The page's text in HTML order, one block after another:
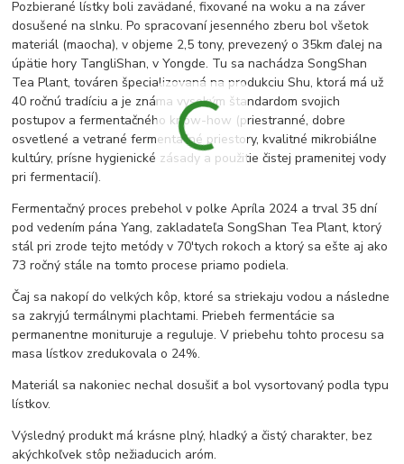
Pozbierané lístky boli zavädané, fixované na woku a na záver
dosušené na slnku. Po spracovaní jesenného zberu bol všetok
materiál (maocha), v objeme 2,5 tony, prevezený o 35km ďalej na
úpätie hory TangliShan, v Yongde. Tu sa nachádza SongShan
Tea Plant, továren špecializovaná na produkciu Shu, ktorá má už
40 ročnú tradíciu a je známa vysokým štandardom svojich
postupov a fermentačného know-how (priestranné, dobre
osvetlené a vetrané fermentačné priestory, kvalitné mikrobiálne
kultúry, prísne hygienické zásady a použitie čistej pramenitej vody
pri fermentacií).
Fermentačný proces prebehol v polke Apríla 2024 a trval 35 dní
pod vedením pána Yang, zakladateľa SongShan Tea Plant, ktorý
stál pri zrode tejto metódy v 70'tych rokoch a ktorý sa ešte aj ako
73 ročný stále na tomto procese priamo podiela.
Čaj sa nakopí do velkých kôp, ktoré sa striekaju vodou a následne
sa zakryjú termálnymi plachtami. Priebeh fermentácie sa
permanentne monituruje a reguluje. V priebehu tohto procesu sa
masa lístkov zredukovala o 24%.
Materiál sa nakoniec nechal dosušiť a bol vysortovaný podla typu
lístkov.
Výsledný produkt má krásne plný, hladký a čistý charakter, bez
akýchkoľvek stôp nežiaducich aróm.